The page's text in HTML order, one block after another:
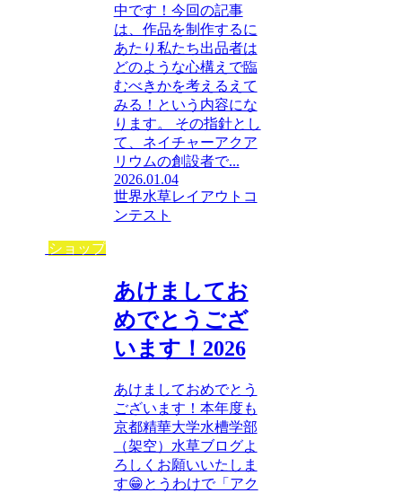
中です！今回の記事
は、作品を制作するに
あたり私たち出品者は
どのような心構えで臨
むべきかを考えるえて
みる！という内容にな
ります。 その指針とし
て、ネイチャーアクア
リウムの創設者で...
2026.01.04
世界水草レイアウトコ
ンテスト
ショップ
あけましてお
めでとうござ
います！2026
あけましておめでとう
ございます！本年度も
京都精華大学水槽学部
（架空）水草ブログよ
ろしくお願いいたしま
す😁とうわけで「アク